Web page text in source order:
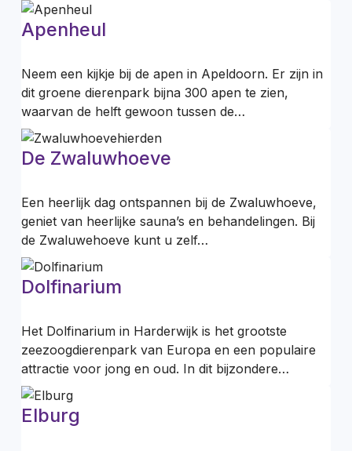
Apenheul
Neem een kijkje bij de apen in Apeldoorn. Er zijn in
dit groene dierenpark bijna 300 apen te zien,
waarvan de helft gewoon tussen de…
De Zwaluwhoeve
Een heerlijk dag ontspannen bij de Zwaluwhoeve,
geniet van heerlijke sauna’s en behandelingen. Bij
de Zwaluwehoeve kunt u zelf…
Dolfinarium
Het Dolfinarium in Harderwijk is het grootste
zeezoogdierenpark van Europa en een populaire
attractie voor jong en oud. In dit bijzondere…
Elburg